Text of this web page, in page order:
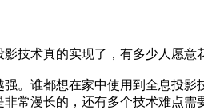
术真的实现了，有多少人愿意
。谁都想在家中使用到全息投
常漫长的，还有多个技术难点需